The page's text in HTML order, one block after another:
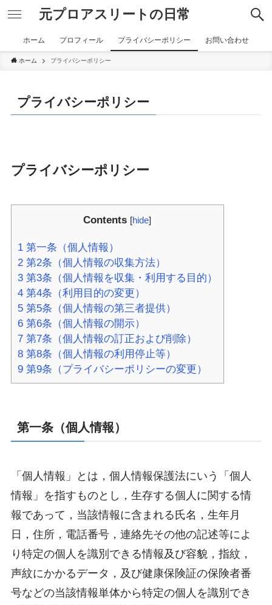
元プロアスリートの日常
ホーム プロフィール プライバシーポリシー お問い合わせ
ホーム プライバシーポリシー
プライバシーポリシー
プライバシーポリシー
Contents [hide]
1第一条（個人情報）
2第2条（個人情報の収集方法）
3第3条（個人情報を収集・利用する目的）
4第4条（利用目的の変更）
5第5条（個人情報の第三者提供）
6第6条（個人情報の開示）
7第7条（個人情報の訂正および削除）
8第8条（個人情報の利用停止等）
9第9条（プライバシーポリシーの変更）
第一条（個人情報）
「個人情報」とは，個人情報保護法にいう「個人
情報」を指すものとし，生存する個人に関する情
報であって，当該情報に含まれる氏名，生年月
日，住所，電話番号，連絡先その他の記述等によ
り特定の個人を識別できる情報及び容貌，指紋，
声紋にかかるデータ，及び健康保険証の保険者番
号などの当該情報単体から特定の個人を識別でき